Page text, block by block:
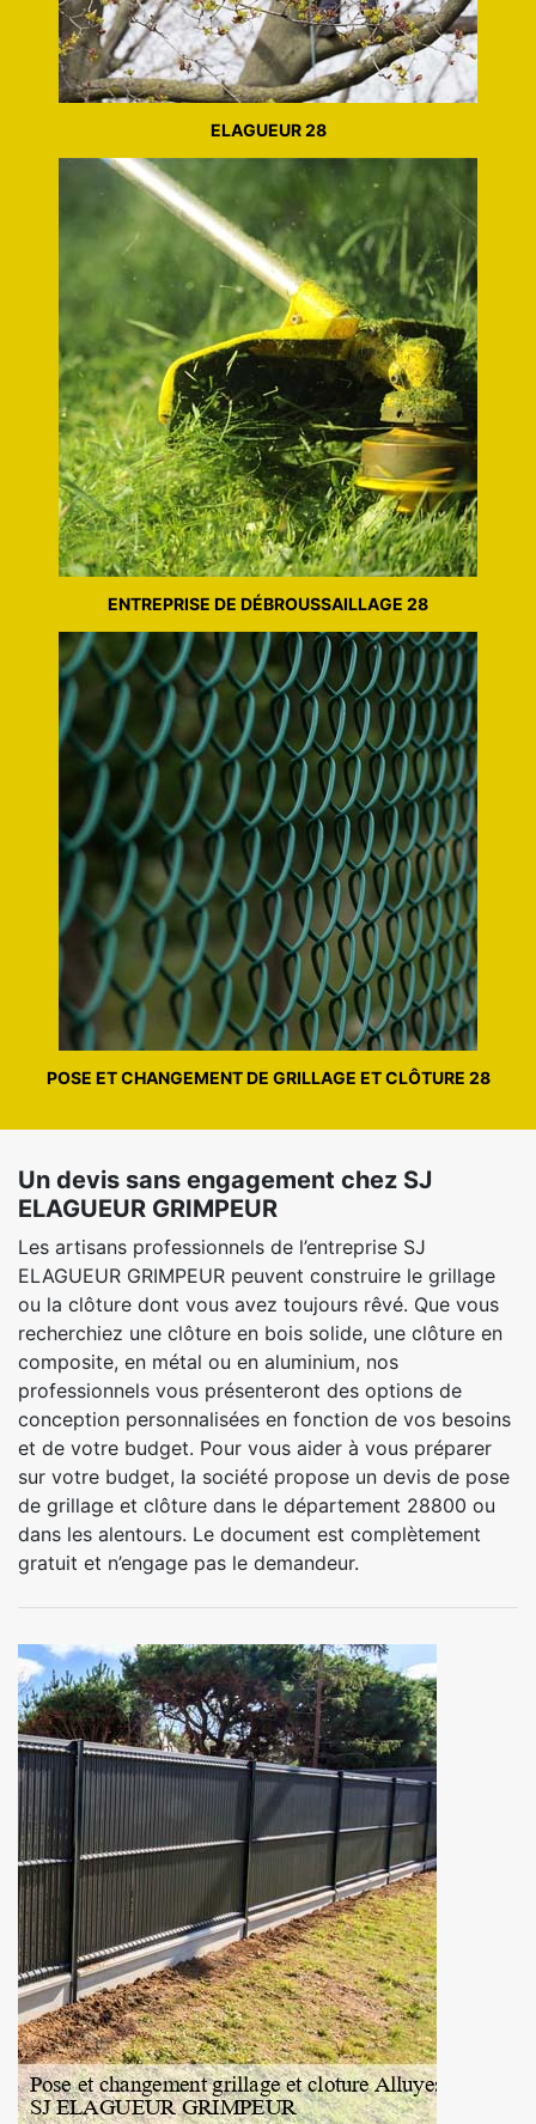
ELAGUEUR 28
ENTREPRISE DE DÉBROUSSAILLAGE 28
POSE ET CHANGEMENT DE GRILLAGE ET CLÔTURE 28
Un devis sans engagement chez SJ
ELAGUEUR GRIMPEUR
Les artisans professionnels de l’entreprise SJ
ELAGUEUR GRIMPEUR peuvent construire le grillage
ou la clôture dont vous avez toujours rêvé. Que vous
recherchiez une clôture en bois solide, une clôture en
composite, en métal ou en aluminium, nos
professionnels vous présenteront des options de
conception personnalisées en fonction de vos besoins
et de votre budget. Pour vous aider à vous préparer
sur votre budget, la société propose un devis de pose
de grillage et clôture dans le département 28800 ou
dans les alentours. Le document est complètement
gratuit et n’engage pas le demandeur.